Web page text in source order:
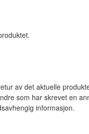
av det aktuelle
som har skrevet en
informasjon.